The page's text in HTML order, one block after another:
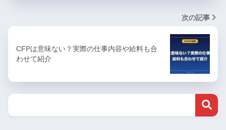
次の記事
CFPは意味ない？実際の仕事内容や給料も合
わせて紹介